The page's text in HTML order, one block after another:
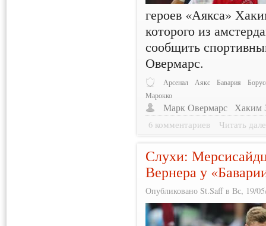
героев «Аякса»
которого из
сообщить
Овермарс.
Арсенал Аякс Бавария
Марокко
Марк Овермарс Хаким
6 комментариев Читать
Слухи:
Вернера у
Опубликовано St.Saff в Вс, 19/